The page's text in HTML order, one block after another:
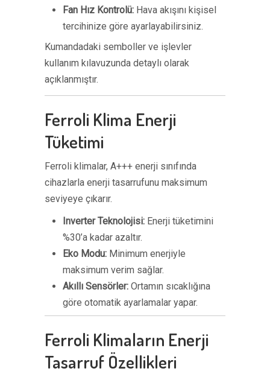
Fan Hız Kontrolü: Hava akışını kişisel
tercihinize göre ayarlayabilirsiniz.
Kumandadaki semboller ve işlevler
kullanım kılavuzunda detaylı olarak
açıklanmıştır.
Ferroli Klima Enerji
Tüketimi
Ferroli klimalar, A+++ enerji sınıfında
cihazlarla enerji tasarrufunu maksimum
seviyeye çıkarır.
Inverter Teknolojisi: Enerji tüketimini
%30’a kadar azaltır.
Eko Modu: Minimum enerjiyle
maksimum verim sağlar.
Akıllı Sensörler: Ortamın sıcaklığına
göre otomatik ayarlamalar yapar.
Ferroli Klimaların Enerji
Tasarruf Özellikleri